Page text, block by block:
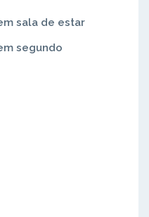
sala de estar
segundo